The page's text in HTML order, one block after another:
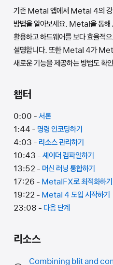
기존 Metal 앱에서 Metal 4의 강
방법을 알아보세요. Metal을 통
활용하고 하드웨어를 보다 효율적
설명합니다. 또한 Metal 4가
새로운 기능을 제공하는 방법도 확
챕터
0:00 - 서론
1:44 - 명령 인코딩하기
4:03 - 리소스 관리하기
10:43 - 셰이더 컴파일하기
13:52 - 머신 러닝 통합하기
17:26 - MetalFX로 최적화하기
19:22 - Metal 4 도입 시작하기
23:08 - 다음 단계
리소스
Combining blit and